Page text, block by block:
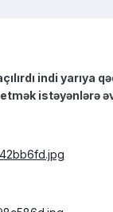
indi yarıya
istəyənlərə